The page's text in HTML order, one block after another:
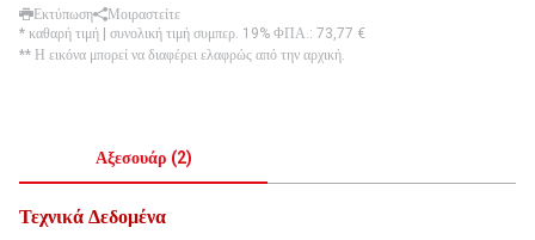
Εκτύπωση
Μοιραστείτε
* καθαρή τιμή | συνολική τιμή συμπερ. 19% ΦΠΑ.: 73,77 €
** Η εικόνα μπορεί να διαφέρει ελαφρώς από την αρχική.
Αξεσουάρ (2)
Τεχνικά Δεδομένα